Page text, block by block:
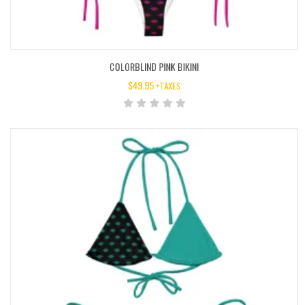
COLORBLIND PINK BIKINI
$49.95 +TAXES